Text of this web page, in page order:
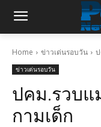
Home ข่าวเด่นรอบวัน
ข่าวเด่นรอบวัน
ปคม.รวบแ
กามเด็ก